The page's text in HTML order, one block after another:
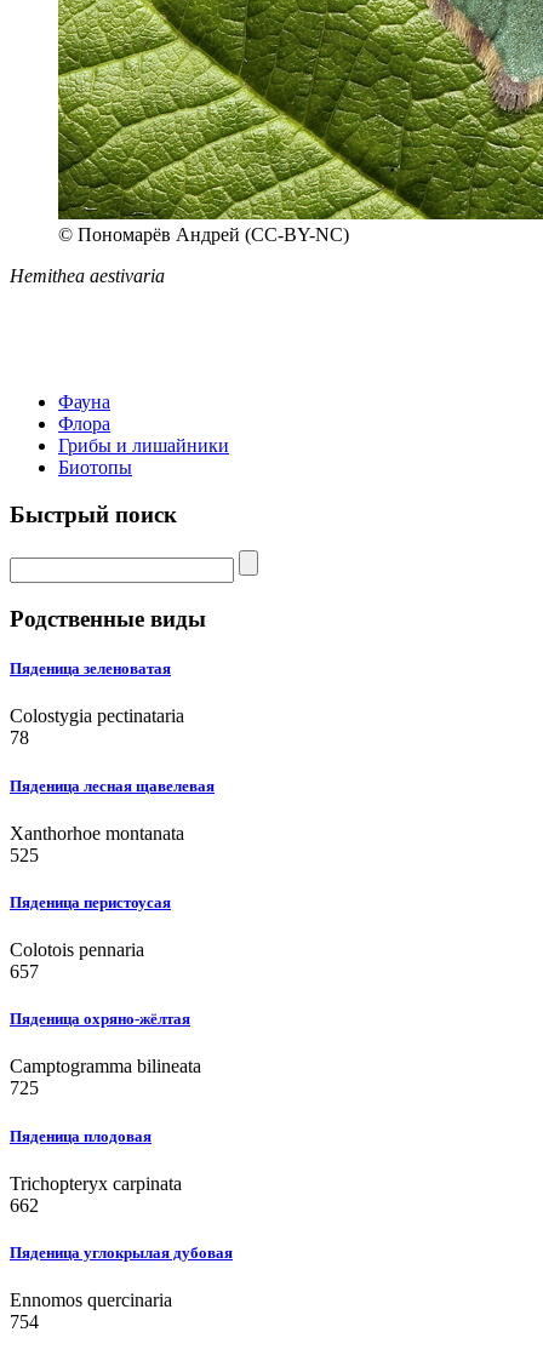
© Пономарёв Андрей (CC-BY-NC)
Hemithea aestivaria
Фауна
Флора
Грибы и лишайники
Биотопы
Быстрый поиск
Родственные виды
Пяденица зеленоватая
Colostygia pectinataria
78
Пяденица лесная щавелевая
Xanthorhoe montanata
525
Пяденица перистоусая
Colotois pennaria
657
Пяденица охряно-жёлтая
Camptogramma bilineata
725
Пяденица плодовая
Trichopteryx carpinata
662
Пяденица углокрылая дубовая
Ennomos quercinaria
754